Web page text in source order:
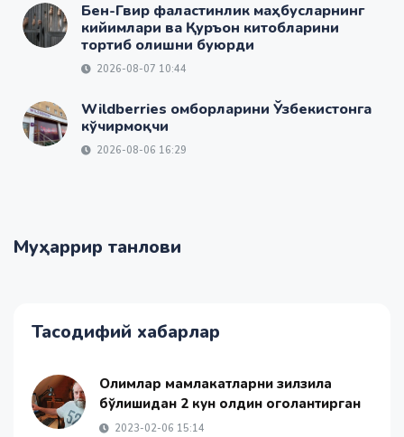
Бен-Гвир фаластинлик маҳбусларнинг
кийимлари ва Қуръон китобларини
тортиб олишни буюрди
2026-08-07 10:44
Wildberries омборларини Ўзбекистонга
кўчирмоқчи
2026-08-06 16:29
Муҳаррир танлови
Тасодифий хабарлар
Олимлар мамлакатларни зилзила
бўлишидан 2 кун олдин огоҳлантирган
2023-02-06 15:14